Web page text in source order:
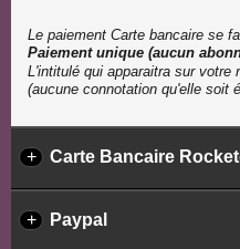
Le paiement Carte bancaire se
Paiement unique (aucun
L'intitulé qui apparaitra sur votre
(aucune connotation qu'elle soit
+ Carte Bancaire
+ Paypal